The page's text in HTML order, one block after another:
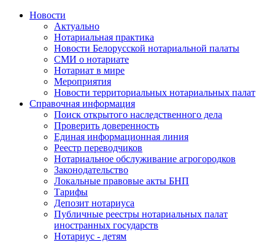
Новости
Актуально
Нотариальная практика
Новости Белорусской нотариальной палаты
СМИ о нотариате
Нотариат в мире
Мероприятия
Новости территориальных нотариальных палат
Справочная информация
Поиск открытого наследственного дела
Проверить доверенность
Единая информационная линия
Реестр переводчиков
Нотариальное обслуживание агрогородков
Законодательство
Локальные правовые акты БНП
Тарифы
Депозит нотариуса
Публичные реестры нотариальных палат
иностранных государств
Нотариус - детям